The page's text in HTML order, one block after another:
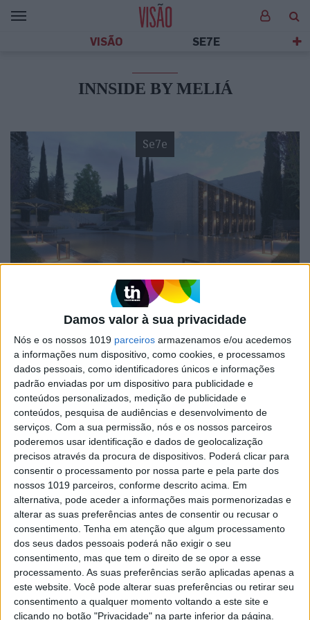
Damos valor à sua privacidade
Nós e os nossos 1019 parceiros armazenamos e/ou acedemos
a informações num dispositivo, como cookies, e processamos
dados pessoais, como identificadores únicos e informações
padrão enviadas por um dispositivo para publicidade e
conteúdos personalizados, medição de publicidade e
conteúdos, pesquisa de audiências e desenvolvimento de
serviços. Com a sua permissão, nós e os nossos parceiros
poderemos usar identificação e dados de geolocalização
precisos através da procura de dispositivos. Poderá clicar para
consentir o processamento por nossa parte e pela parte dos
nossos 1019 parceiros, conforme descrito acima. Em
alternativa, pode aceder a informações mais pormenorizadas e
alterar as suas preferências antes de consentir ou recusar o
consentimento. Tenha em atenção que algum processamento
dos seus dados pessoais poderá não exigir o seu
consentimento, mas que tem o direito de se opor a esse
processamento. As suas preferências serão aplicadas apenas a
este website. Você pode alterar suas preferências ou retirar seu
consentimento a qualquer momento voltando a este site e
clicando no botão "Privacidade" na parte inferior da página.
VISÃO SE7E
INNSIDE BY MELIÁ
Se7e
InnSide by Meliá Braga Centro: Um
hotel descontraído e perto de tudo
Ao lado do antigo Retiro das Convertidas nasceu
um hotel de quatro estrelas que apela à vontade
de descobrir a cidade de Braga
SITES DO GRUPO TRUST IN NEWS
Visão Visão Se7e